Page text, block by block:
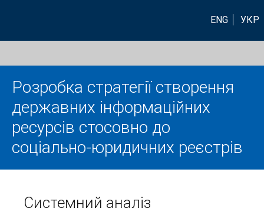
ENG УКР
Розробка стратегії створення
державних інформаційних
ресурсів стосовно до
соціально-юридичних реєстрів
Системний аналіз